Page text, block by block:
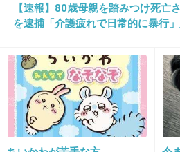
20. 匿名 2012/12/13(木) 22:29:48
hideが居なくなってから、
hideは私のなかで今でも音
【速報】80歳母親を踏みつけ死
を逮捕「介護疲れで日常的に暴行